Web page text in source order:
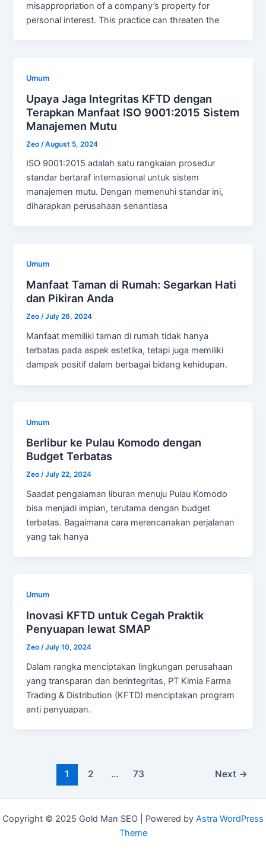
misappropriation of a company’s property for
personal interest. This practice can threaten the
Umum
Upaya Jaga Integritas KFTD dengan
Terapkan Manfaat ISO 9001:2015 Sistem
Manajemen Mutu
Zeo /August 5, 2024
ISO 9001:2015 adalah satu rangkaian prosedur
standar bertaraf internasional untuk sistem
manajemen mutu. Dengan memenuhi standar ini,
diharapkan perusahaan senantiasa
Umum
Manfaat Taman di Rumah: Segarkan Hati
dan Pikiran Anda
Zeo/July 26, 2024
Manfaat memiliki taman di rumah tidak hanya
terbatas pada aspek estetika, tetapi juga memiliki
dampak positif dalam berbagai bidang kehidupan.
Umum
Berlibur ke Pulau Komodo dengan
Budget Terbatas
Zeo/July 22, 2024
Saadat pengalaman liburan menuju Pulau Komodo
bisa menjadi impian, terutama dengan budget
terbatas. Bagaimana cara merencanakan perjalanan
yang tak hanya
Umum
Inovasi KFTD untuk Cegah Praktik
Penyuapan lewat SMAP
Zeo /July 10, 2024
Dalam rangka menciptakan lingkungan perusahaan
yang transparan dan berintegritas, PT Kimia Farma
Trading & Distribution (KFTD) menciptakan program
anti penyuapan.
1 2 … 73 Next →
Copyright © 2025 Gold Man SEO | Powered by Astra WordPress
Theme